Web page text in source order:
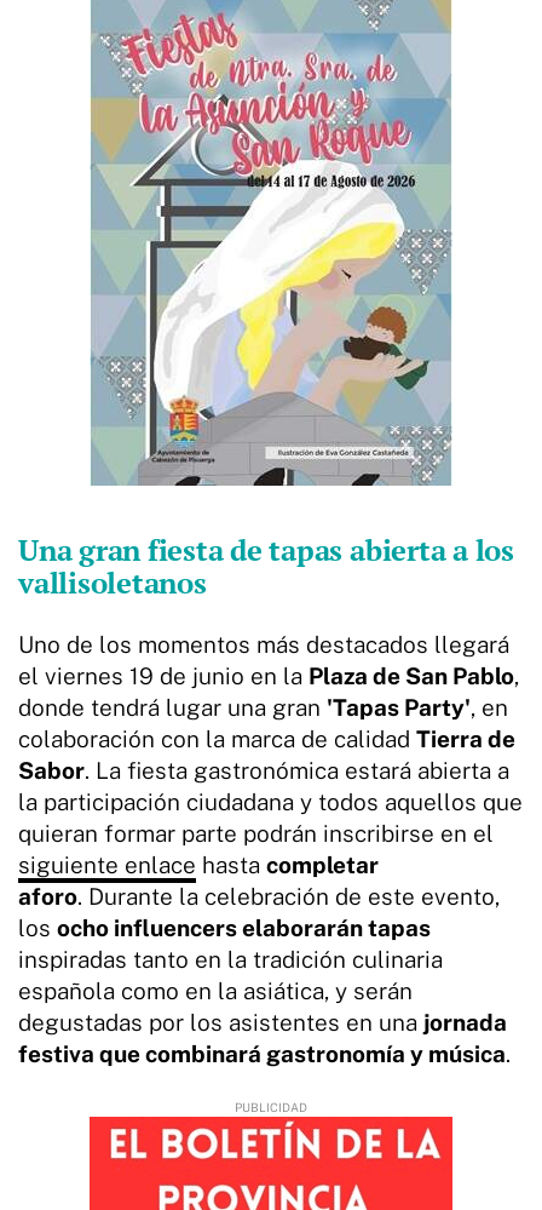
Una gran fiesta de tapas abierta a los
vallisoletanos
Uno de los momentos más destacados llegará
el viernes 19 de junio en la Plaza de San Pablo,
donde tendrá lugar una gran 'Tapas Party', en
colaboración con la marca de calidad Tierra de
Sabor. La fiesta gastronómica estará abierta a
la participación ciudadana y todos aquellos que
quieran formar parte podrán inscribirse en el
siguiente enlace hasta completar
aforo. Durante la celebración de este evento,
los ocho influencers elaborarán tapas
inspiradas tanto en la tradición culinaria
española como en la asiática, y serán
degustadas por los asistentes en una jornada
festiva que combinará gastronomía y música.